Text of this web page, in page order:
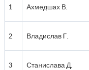
1 Ахмедшах В.
2 Владислав Г.
3 Станислава Д.